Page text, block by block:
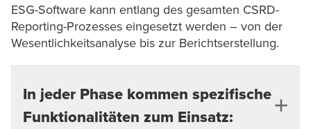
ESG-Software kann entlang des gesamten CSRD-
Reporting-Prozesses eingesetzt werden – von der
Wesentlichkeitsanalyse bis zur Berichtserstellung.
In jeder Phase kommen spezifische
Funktionalitäten zum Einsatz: